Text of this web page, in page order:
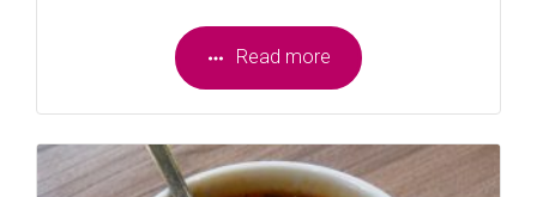
Read more